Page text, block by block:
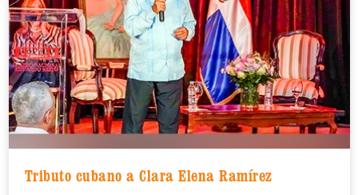
Tributo cubano a Clara Elena Ramírez